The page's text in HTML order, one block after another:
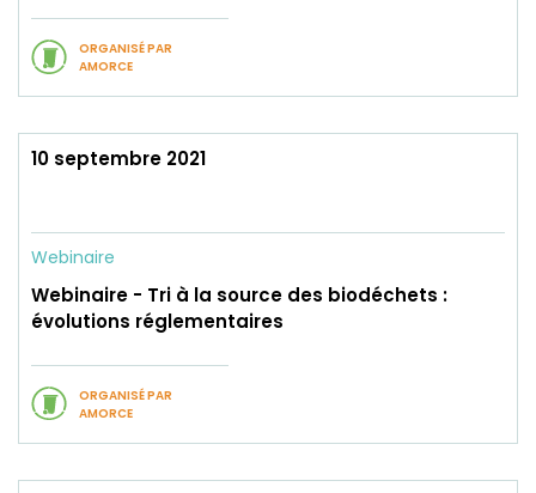
ORGANISÉ PAR
AMORCE
10 septembre 2021
Webinaire
Webinaire - Tri à la source des biodéchets :
évolutions réglementaires
ORGANISÉ PAR
AMORCE